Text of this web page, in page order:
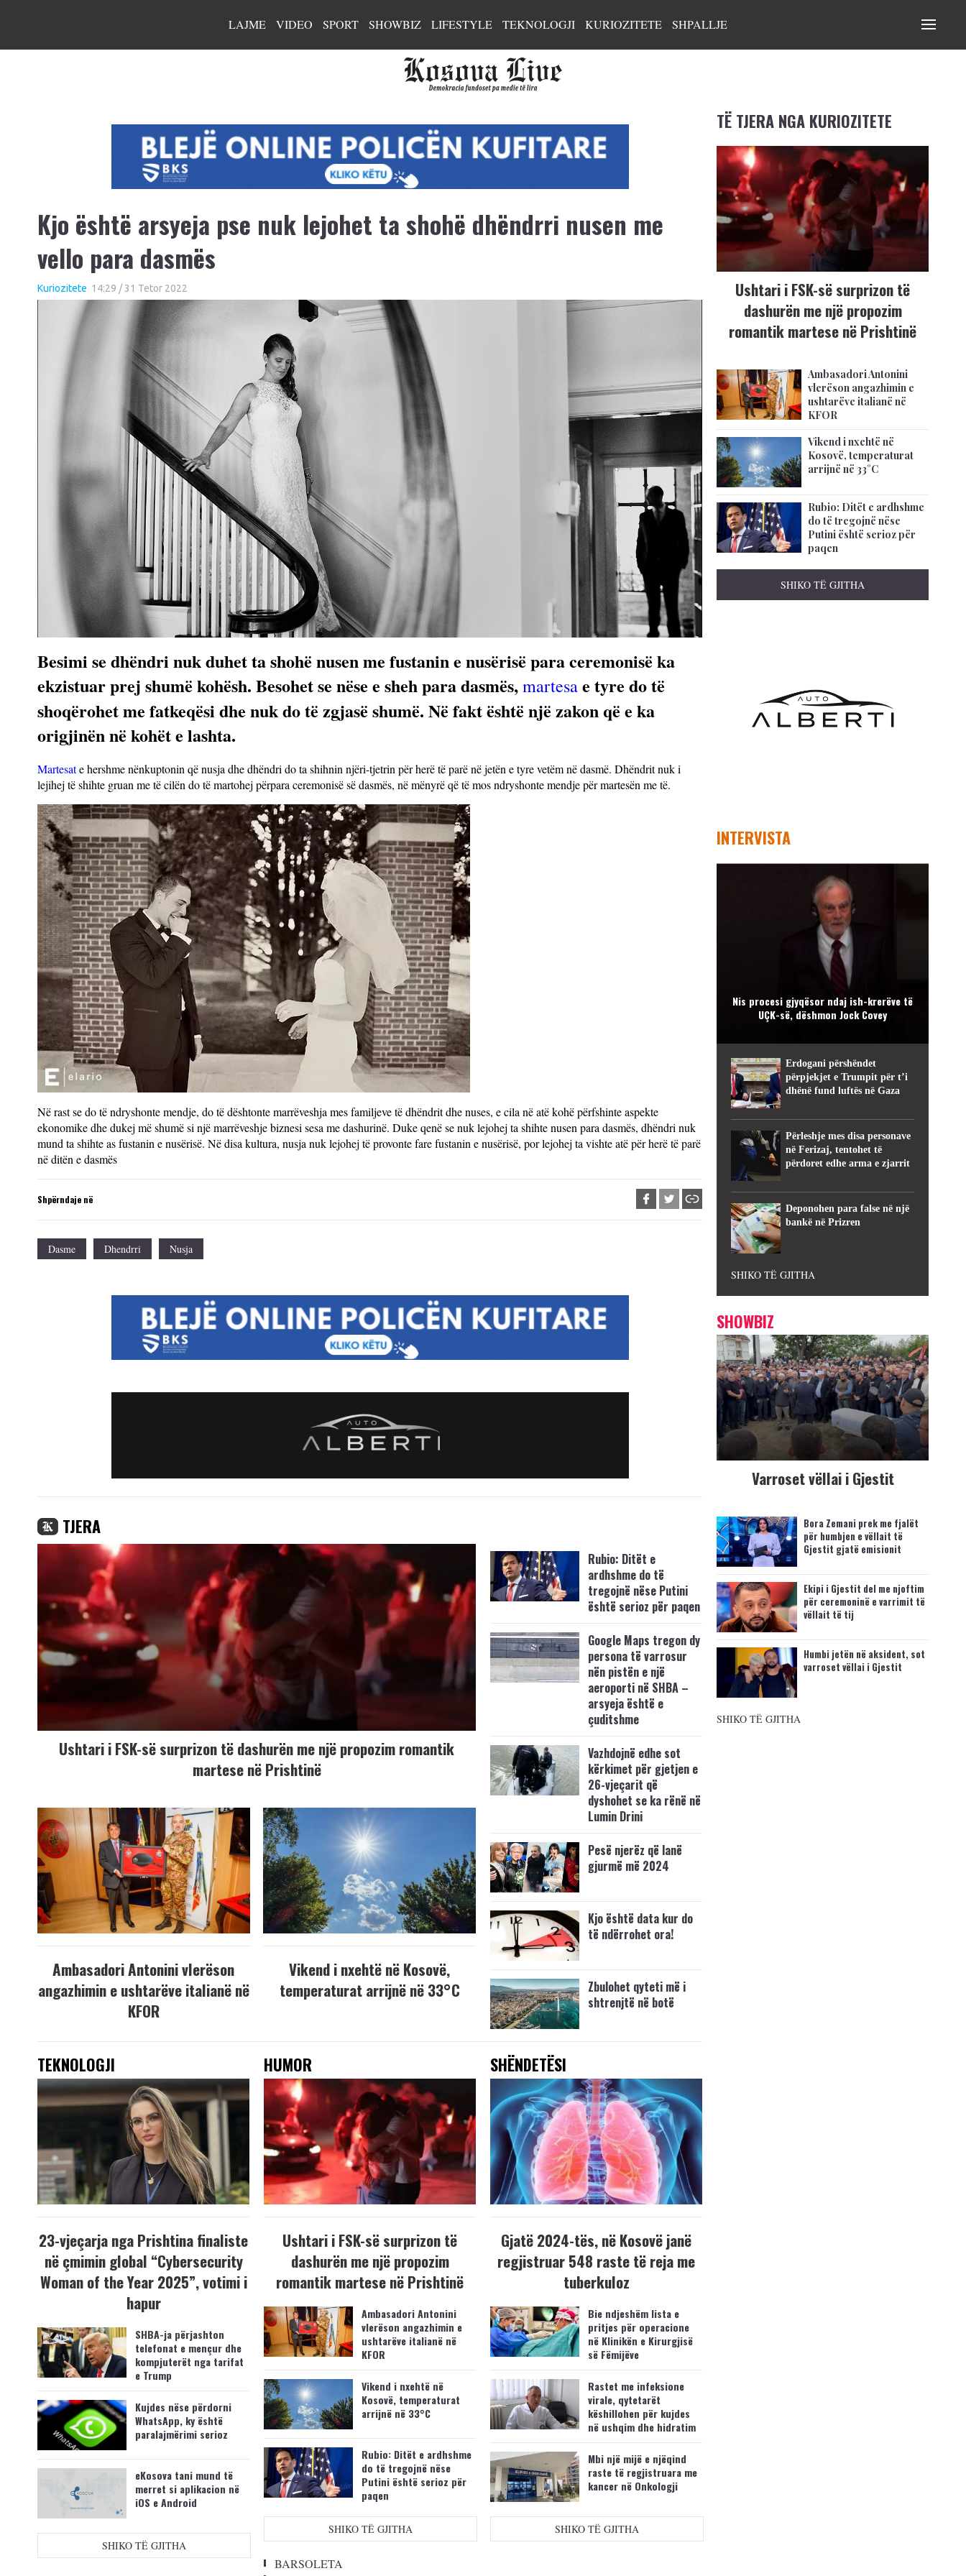
LAJME VIDEO SPORT SHOWBIZ LIFESTYLE TEKNOLOGJI KURIOZITETE SHPALLJE
Kjo është arsyeja pse nuk lejohet ta shohë dhëndrri nusen me
vello para dasmës
Kuriozitete 14:29 / 31 Tetor 2022
Besimi se dhëndri nuk duhet ta shohë nusen me fustanin e nusërisë para ceremonisë ka
ekzistuar prej shumë kohësh. Besohet se nëse e sheh para dasmës,martesae tyre do të
shoqërohet me fatkeqësi dhe nuk do të zgjasë shumë. Në fakt është një zakon që e ka
origjinën në kohët e lashta.
Martesate hershme nënkuptonin që nusja dhe dhëndri do ta shihnin njëri-tjetrin për herë të parë në jetën e tyre vetëm në dasmë. Dhëndrit nuk i
lejihej të shihte gruan me të cilën do të martohej përpara ceremonisë së dasmës, në mënyrë që të mos ndryshonte mendje për martesën me të.
Në rast se do të ndryshonte mendje, do të dështonte marrëveshja mes familjeve të dhëndrit dhe nuses, e cila në atë kohë përfshinte aspekte
ekonomike dhe dukej më shumë si një marrëveshje biznesi sesa me dashurinë. Duke qenë se nuk lejohej ta shihte nusen para dasmës, dhëndri nuk
mund ta shihte as fustanin e nusërisë. Në disa kultura, nusja nuk lejohej të provonte fare fustanin e nusërisë, por lejohej ta vishte atë për herë të parë
në ditën e dasmës
Shpërndaje në
Dasme Dhendrri Nusja
TJERA
Ushtari i FSK-së surprizon të dashurën me një propozim romantik
martese në Prishtinë
Ambasadori Antonini vlerëson
angazhimin e ushtarëve italianë në
KFOR
Vikend i nxehtë në Kosovë,
temperaturat arrijnë në 33°C
Rubio: Ditët e
ardhshme do të
tregojnë nëse Putini
është serioz për paqen
Google Maps tregon dy
persona të varrosur
nën pistën e një
aeroporti në SHBA –
arsyeja është e
çuditshme
Vazhdojnë edhe sot
kërkimet për gjetjen e
26-vjeçarit që
dyshohet se ka rënë në
Lumin Drini
Pesë njerëz që lanë
gjurmë më 2024
Kjo është data kur do
të ndërrohet ora!
Zbulohet qyteti më i
shtrenjtë në botë
TEKNOLOGJI
23-vjeçarja nga Prishtina finaliste
në çmimin global “Cybersecurity
Woman of the Year 2025”, votimi i
hapur
SHBA-ja përjashton
telefonat e mençur dhe
kompjuterët nga tarifat
e Trump
Kujdes nëse përdorni
WhatsApp, ky është
paralajmërimi serioz
eKosova tani mund të
merret si aplikacion në
iOS e Android
SHIKO TË GJITHA
HUMOR
Ushtari i FSK-së surprizon të
dashurën me një propozim
romantik martese në Prishtinë
Ambasadori Antonini
vlerëson angazhimin e
ushtarëve italianë në
KFOR
Vikend i nxehtë në
Kosovë, temperaturat
arrijnë në 33°C
Rubio: Ditët e ardhshme
do të tregojnë nëse
Putini është serioz për
paqen
SHIKO TË GJITHA
BARSOLETA
SHËNDETËSI
Gjatë 2024-tës, në Kosovë janë
regjistruar 548 raste të reja me
tuberkuloz
Bie ndjeshëm lista e
pritjes për operacione
në Klinikën e Kirurgjisë
së Fëmijëve
Rastet me infeksione
virale, qytetarët
këshillohen për kujdes
në ushqim dhe hidratim
Mbi një mijë e njëqind
raste të regjistruara me
kancer në Onkologji
SHIKO TË GJITHA
TË TJERA NGA KURIOZITETE
Ushtari i FSK-së surprizon të
dashurën me një propozim
romantik martese në Prishtinë
Ambasadori Antonini
vlerëson angazhimin e
ushtarëve italianë në
KFOR
Vikend i nxehtë në
Kosovë, temperaturat
arrijnë në 33°C
Rubio: Ditët e ardhshme
do të tregojnë nëse
Putini është serioz për
paqen
SHIKO TË GJITHA
INTERVISTA
Nis procesi gjyqësor ndaj ish-krerëve të
UÇK-së, dëshmon Jock Covey
Erdogani përshëndet
përpjekjet e Trumpit për t’i
dhënë fund luftës në Gaza
Përleshje mes disa personave
në Ferizaj, tentohet të
përdoret edhe arma e zjarrit
Deponohen para false në një
bankë në Prizren
SHIKO TË GJITHA
SHOWBIZ
Varroset vëllai i Gjestit
Bora Zemani prek me fjalët
për humbjen e vëllait të
Gjestit gjatë emisionit
Ekipi i Gjestit del me njoftim
për ceremoninë e varrimit të
vëllait të tij
Humbi jetën në aksident, sot
varroset vëllai i Gjestit
SHIKO TË GJITHA